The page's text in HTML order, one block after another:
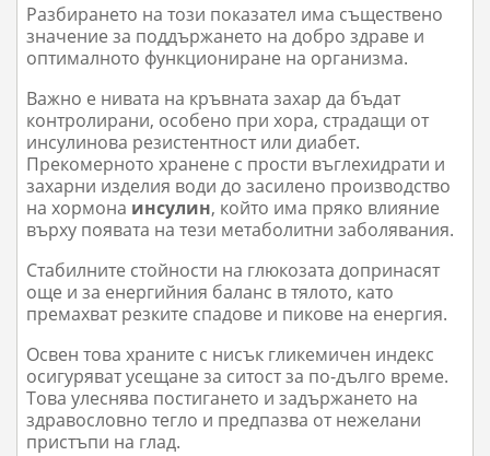
Разбирането на този показател има съществено
значение за поддържането на добро здраве и
оптималното функциониране на организма.
Важно е нивата на кръвната захар да бъдат
контролирани, особено при хора, страдащи от
инсулинова резистентност или диабет.
Прекомерното хранене с прости въглехидрати и
захарни изделия води до засилено производство
на хормона инсулин, който има пряко влияние
върху появата на тези метаболитни заболявания.
Стабилните стойности на глюкозата допринасят
още и за енергийния баланс в тялото, като
премахват резките спадове и пикове на енергия.
Освен това храните с нисък гликемичен индекс
осигуряват усещане за ситост за по-дълго време.
Това улеснява постигането и задържането на
здравословно тегло и предпазва от нежелани
пристъпи на глад.